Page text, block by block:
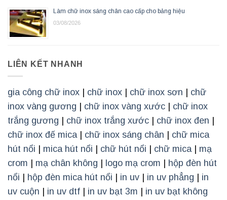
Làm chữ inox sáng chân cao cấp cho bảng hiệu
03/08/2026
LIÊN KẾT NHANH
gia công chữ inox chữ inox chữ inox sơn
chữ
inox vàng gương
chữ inox vàng xước
chữ inox
trắng gương
chữ inox trắng xước chữ inox đen
chữ inox đế mica| chữ inox sáng chân
chữ mica
hút nổi
mica hút nổi chữ hút nổi chữ mica| mạ
crom
mạ chân không logo mạ crom
hộp đèn hút
nổi
hộp đèn mica hút nổi in uv in uv phẳng
in
uv cuộn
in uv dtf in uv bạt 3m
in uv bạt không